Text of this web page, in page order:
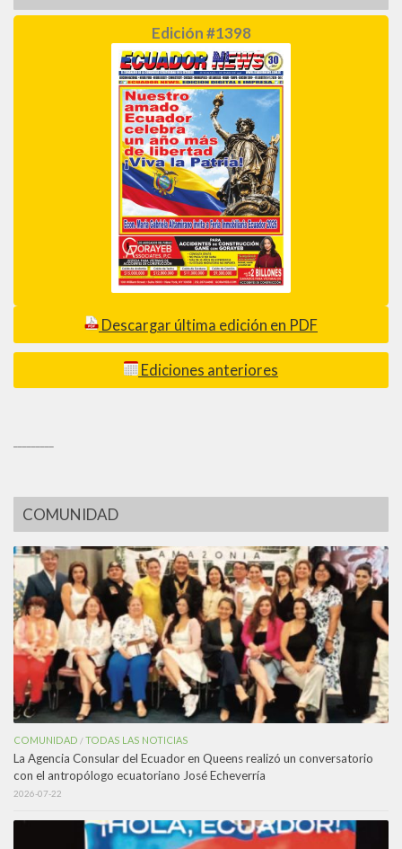
Edición #1398
Descargar última edición en PDF
Ediciones anteriores
COMUNIDAD
COMUNIDAD /TODAS LAS NOTICIAS
La Agencia Consular del Ecuador en Queens realizó un conversatorio
con el antropólogo ecuatoriano José Echeverría
2026-07-22